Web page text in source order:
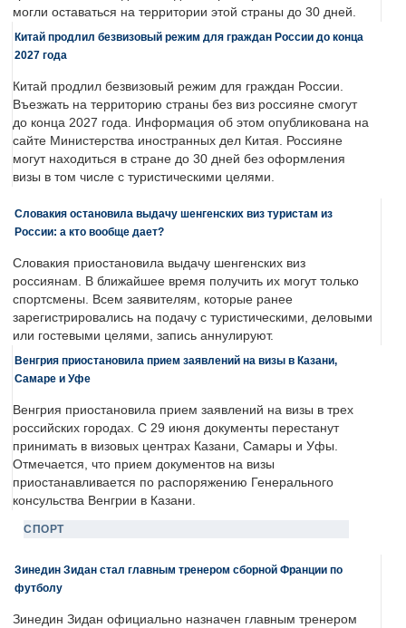
могли оставаться на территории этой страны до 30 дней.
Китай продлил безвизовый режим для граждан России до конца
2027 года
Китай продлил безвизовый режим для граждан России.
Въезжать на территорию страны без виз россияне смогут
до конца 2027 года. Информация об этом опубликована на
сайте Министерства иностранных дел Китая. Россияне
могут находиться в стране до 30 дней без оформления
визы в том числе с туристическими целями.
Словакия остановила выдачу шенгенских виз туристам из
России: а кто вообще дает?
Словакия приостановила выдачу шенгенских виз
россиянам. В ближайшее время получить их могут только
спортсмены. Всем заявителям, которые ранее
зарегистрировались на подачу с туристическими, деловыми
или гостевыми целями, запись аннулируют.
Венгрия приостановила прием заявлений на визы в Казани,
Самаре и Уфе
Венгрия приостановила прием заявлений на визы в трех
российских городах. С 29 июня документы перестанут
принимать в визовых центрах Казани, Самары и Уфы.
Отмечается, что прием документов на визы
приостанавливается по распоряжению Генерального
консульства Венгрии в Казани.
СПОРТ
Зинедин Зидан стал главным тренером сборной Франции по
футболу
Зинедин Зидан официально назначен главным тренером